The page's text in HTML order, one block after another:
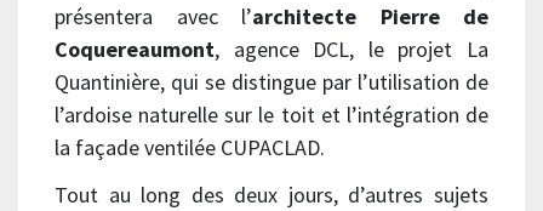
présentera avec l’architecte Pierre de
Coquereaumont, agence DCL, le projet La
Quantinière, qui se distingue par l’utilisation de
l’ardoise naturelle sur le toit et l’intégration de
la façade ventilée CUPACLAD.
Tout au long des deux jours, d’autres sujets